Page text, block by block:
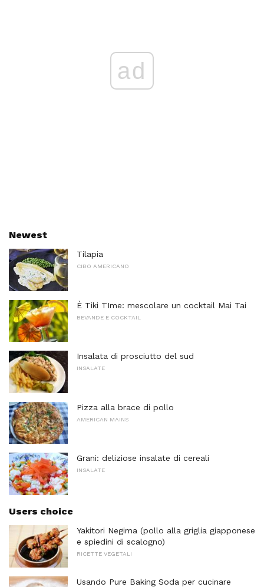
ad
Newest
Tilapia
CIBO AMERICANO
È Tiki TIme: mescolare un cocktail Mai Tai
BEVANDE E COCKTAIL
Insalata di prosciutto del sud
INSALATE
Pizza alla brace di pollo
AMERICAN MAINS
Grani: deliziose insalate di cereali
INSALATE
Users choice
Yakitori Negima (pollo alla griglia giapponese
e spiedini di scalogno)
RICETTE VEGETALI
Usando Pure Baking Soda per cucinare